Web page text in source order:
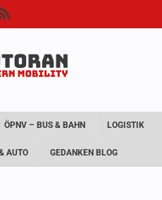
ÖPNV – BUS & BAHN LOGISTIK
AUTO GEDANKEN BLOG